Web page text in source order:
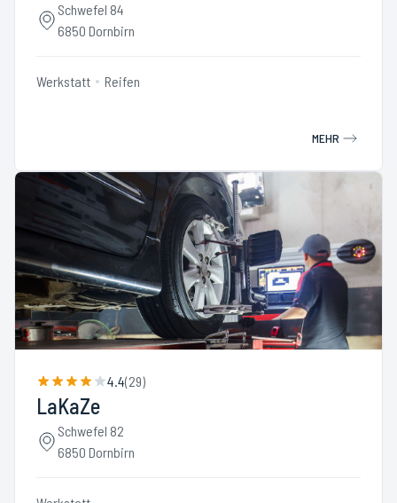
Schwefel 84
6850 Dornbirn
Werkstatt Reifen
MEHR
4.4(29)
LaKaZe
Schwefel 82
6850 Dornbirn